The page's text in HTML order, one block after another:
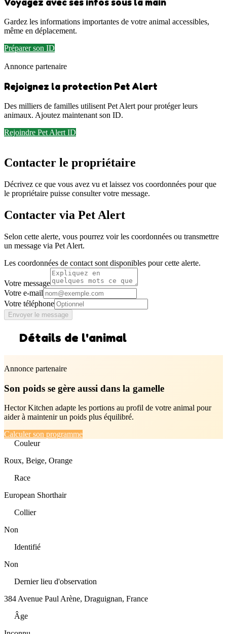
Gardez les informations importantes de votre animal accessibles,
même en déplacement.
Préparer son ID
Annonce partenaire
Rejoignez la protection Pet Alert
Des milliers de familles utilisent Pet Alert pour protéger leurs
animaux. Ajoutez maintenant son ID.
Rejoindre Pet Alert ID
Contacter le propriétaire
Décrivez ce que vous avez vu et laissez vos coordonnées pour que
le propriétaire puisse consulter votre message.
Contacter via Pet Alert
Selon cette alerte, vous pourrez voir les coordonnées ou transmettre
un message via Pet Alert.
Les coordonnées de contact sont disponibles pour cette alerte.
Votre message
Votre e-mail
Votre téléphone
Envoyer le message
Détails de l'animal
Annonce partenaire
Son poids se gère aussi dans la gamelle
Hector Kitchen adapte les portions au profil de votre animal pour
aider à maintenir un poids plus équilibré.
Calculer son programme
Couleur
Roux, Beige, Orange
Race
European Shorthair
Collier
Non
Identifié
Non
Dernier lieu d'observation
384 Avenue Paul Arène, Draguignan, France
Âge